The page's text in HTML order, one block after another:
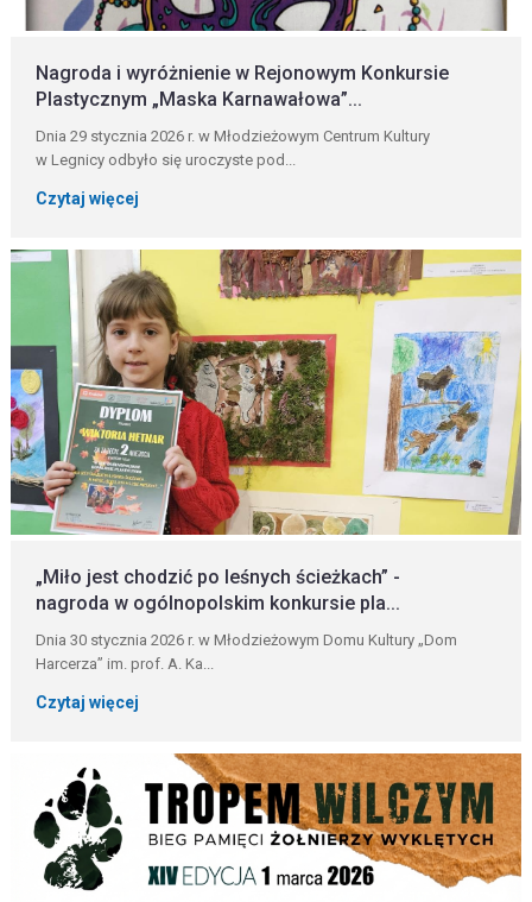
Nagroda i wyróżnienie w Rejonowym Konkursie
Plastycznym „Maska Karnawałowa”...
Dnia 29 stycznia 2026 r. w Młodzieżowym Centrum Kultury
w Legnicy odbyło się uroczyste pod...
Czytaj więcej
„Miło jest chodzić po leśnych ścieżkach” -
nagroda w ogólnopolskim konkursie pla...
Dnia 30 stycznia 2026 r. w Młodzieżowym Domu Kultury „Dom
Harcerza” im. prof. A. Ka...
Czytaj więcej